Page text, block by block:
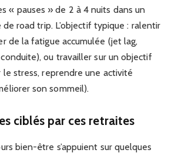
« pauses » de 2 à 4 nuits dans un
road trip. L’objectif typique : ralentir
de la fatigue accumulée (jet lag,
ou travailler sur un objectif
le stress, reprendre une activité
son sommeil).
ciblés par ces retraites
bien-être s’appuient sur quelques